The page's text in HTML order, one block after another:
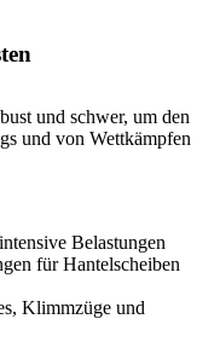
und schwer, um den
und von Wettkämpfen
Belastungen
für Hantelscheiben
Klimmzüge und